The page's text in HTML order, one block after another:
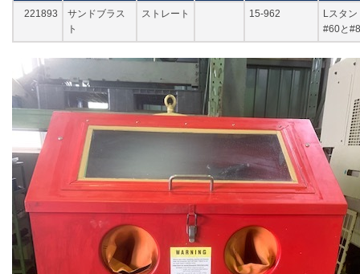
221893
サンドブラス
ト
ストレート 15-962
Lスタ
#60と